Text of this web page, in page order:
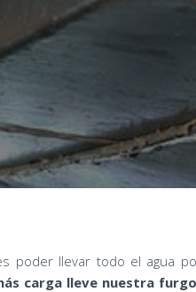
poder llevar todo el agua
carga lleve nuestra